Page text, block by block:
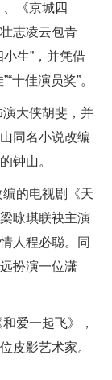
《京城四
志凌云包青
生”，并凭借
十佳演员奖”。
大侠胡斐，并
同名小说改编
钟山。
的电视剧《天
咏琪联袂主演
人程必聪。同
扮演一位潇
爱一起飞》，
皮影艺术家。